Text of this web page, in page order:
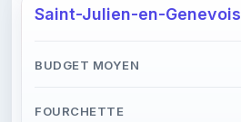
Saint-Julien-en-Genevois